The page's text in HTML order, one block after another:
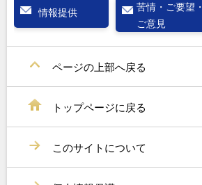
情報提供
苦情・ご要望・
ご意見
ページの上部へ戻る
トップページに戻る
このサイトについて